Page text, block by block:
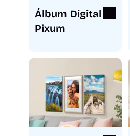
Álbum Digital
Pixum